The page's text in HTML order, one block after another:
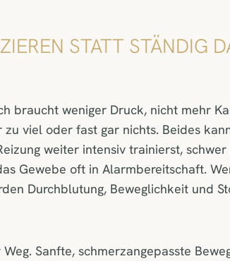
STATT STÄNDIG
braucht weniger Druck, nicht mehr
viel oder fast gar nichts. Beides
weiter intensiv trainierst,
Gewebe oft in Alarmbereitschaft.
Durchblutung, Beweglichkeit und
Sanfte, schmerzangepasste